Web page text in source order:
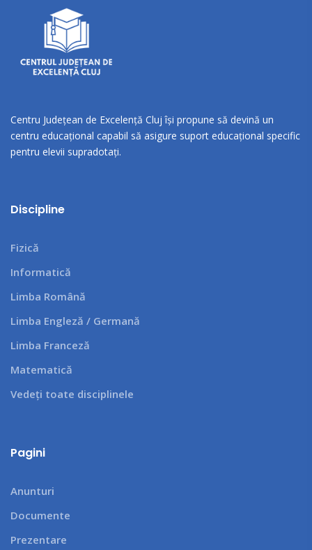
Centru Județean de Excelență Cluj își propune să devină un
centru educațional capabil să asigure suport educațional specific
pentru elevii supradotați.
Discipline
Fizică
Informatică
Limba Română
Limba Engleză / Germană
Limba Franceză
Matematică
Vedeți toate disciplinele
Pagini
Anunturi
Documente
Prezentare